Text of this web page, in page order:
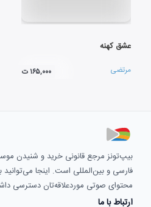
عشق کهنه
مرتضی ۱۶۵,۰۰۰ ت
بیپ‌تونز مرجع قانونی خرید و شنیدن
فارسی و بین‌المللی است. اینجا می‌توانید
محتوای صوتی موردعلاقه‌تان دسترسی
ارتباط با ما